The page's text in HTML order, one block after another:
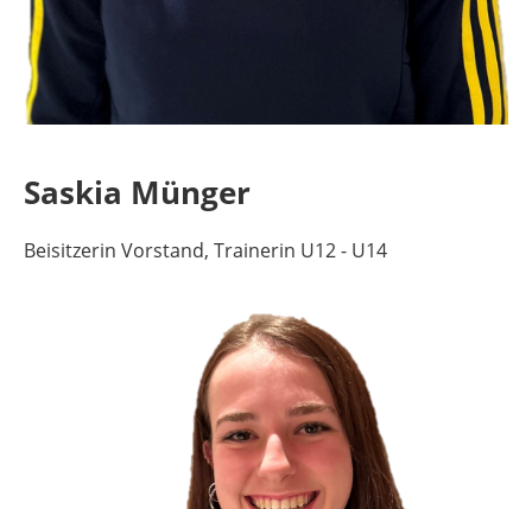
Saskia Münger
Beisitzerin Vorstand, Trainerin U12 - U14